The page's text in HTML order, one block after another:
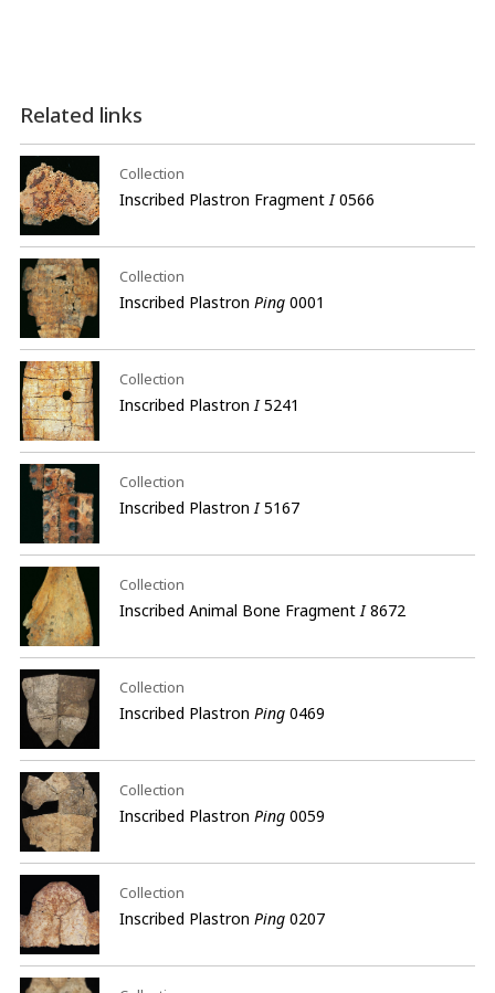
Related links
Collection
Inscribed Plastron FragmentI0566
Collection
Inscribed Plastron Ping0001
Collection
Inscribed PlastronI5241
Collection
Inscribed PlastronI5167
Collection
Inscribed Animal Bone FragmentI8672
Collection
Inscribed Plastron Ping0469
Collection
Inscribed Plastron Ping0059
Collection
Inscribed Plastron Ping0207